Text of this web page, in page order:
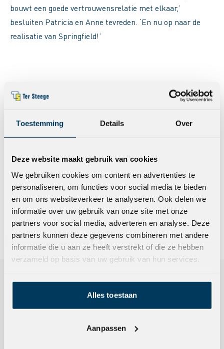
Toestemming Details Over
Deze website maakt gebruik van cookies
We gebruiken cookies om content en advertenties te
personaliseren, om functies voor social media te bieden
en om ons websiteverkeer te analyseren. Ook delen we
informatie over uw gebruik van onze site met onze
partners voor social media, adverteren en analyse. Deze
partners kunnen deze gegevens combineren met andere
informatie die u aan ze heeft verstrekt of die ze hebben
verzameld op basis van uw gebruik van hun services.
Alles toestaan
Aanpassen
bouwt een goede vertrouwensrelatie met elkaar,’
besluiten Patricia en Anne tevreden. ‘En nu op naar de
realisatie van Springfield!’
TERUG DE WIJK IN: Lisa
Koffiebar geeft Burggraven in
Ommen extra leven
Historische vernieuwing